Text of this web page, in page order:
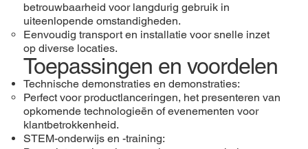
betrouwbaarheid voor langdurig gebruik in
uiteenlopende omstandigheden.
Eenvoudig transport en installatie voor snelle inzet
op diverse locaties.
Toepassingen en voordelen
Technische demonstraties en demonstraties:
Perfect voor productlanceringen, het presenteren van
opkomende technologieën of evenementen voor
klantbetrokkenheid.
STEM-onderwijs en -training: